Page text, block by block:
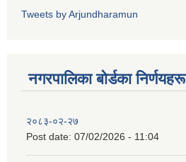
Tweets by Arjundharamun
नगरपालिका बाेर्डका निर्णयहरू
२०८३-०२-२७
Post date: 07/02/2026 - 11:04